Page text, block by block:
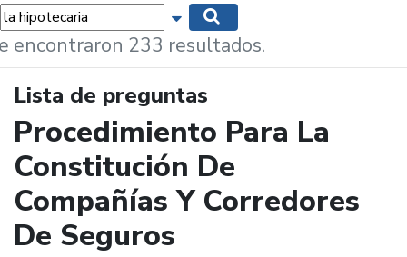
Mostrar opciones de búsqueda
encontraron 233 resultados.
Lista de preguntas
Procedimiento Para La
Constitución De
Compañías Y Corredores
De Seguros